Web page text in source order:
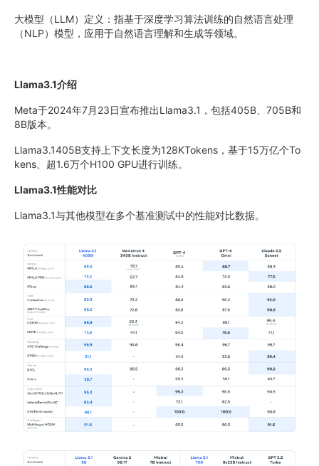
大模型（LLM）定义：指基于深度学习算法训练的自然语言处理
（NLP）模型，应用于自然语言理解和生成等领域。
Llama3.1介绍
Meta于2024年7月23日宣布推出Llama3.1，包括405B、705B和
8B版本。
Llama3.1405B支持上下文长度为128KTokens，基于15万亿个To
kens、超1.6万个H100 GPU进行训练。
Llama3.1性能对比
Llama3.1与其他模型在多个基准测试中的性能对比数据。